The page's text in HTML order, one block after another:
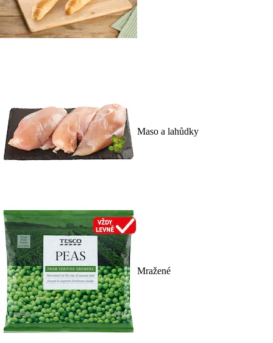
Maso a lahůdky
Mražené